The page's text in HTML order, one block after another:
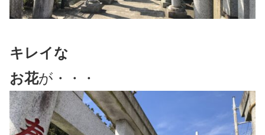
キレイな
お花が・・・